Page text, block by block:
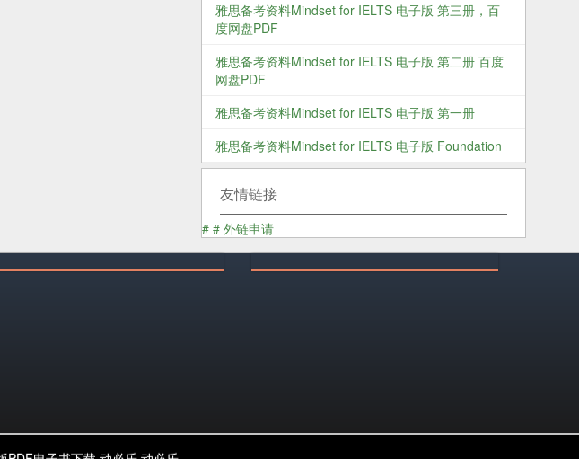
雅思备考资料Mindset for IELTS 电子版 第三册，百
度网盘PDF
雅思备考资料Mindset for IELTS 电子版 第二册 百度
网盘PDF
雅思备考资料Mindset for IELTS 电子版 第一册
雅思备考资料Mindset for IELTS 电子版 Foundation
友情链接
# # 外链申请